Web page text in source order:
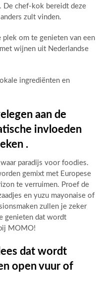
De chef-kok bereidt deze
zult vinden.
plek om te genieten van een
wijnen uit Nederlandse
ingrediënten en
aan de
invloeden
.
paradijs voor foodies.
gemixt met Europese
te verruimen. Proef de
en yuzu mayonaise of
zullen je zeker
genieten dat wordt
MOMO!
dat wordt
open vuur of